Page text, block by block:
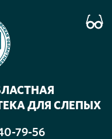
ДЛЯ СЛЕПЫХ
79-56